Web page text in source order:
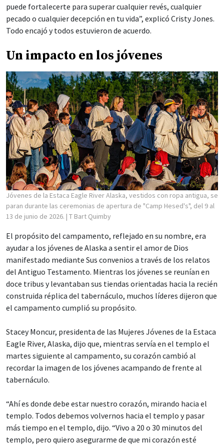
puede fortalecerte para superar cualquier revés, cualquier
pecado o cualquier decepción en tu vida”, explicó Cristy Jones.
Todo encajó y todos estuvieron de acuerdo.
Un impacto en los jóvenes
Jóvenes de la Estaca Eagle River Alaska, vestidos con ropa antigua, se
paran durante las ceremonias de apertura de "Camp Hesed's", del 9 al
13 de junio de 2026. | T Bart Quimby
El propósito del campamento, reflejado en su nombre, era
ayudar a los jóvenes de Alaska a sentir el amor de Dios
manifestado mediante Sus convenios a través de los relatos
del Antiguo Testamento. Mientras los jóvenes se reunían en
doce tribus y levantaban sus tiendas orientadas hacia la recién
construida réplica del tabernáculo, muchos líderes dijeron que
el campamento cumplió su propósito.
Stacey Moncur, presidenta de las Mujeres Jóvenes de la Estaca
Eagle River, Alaska, dijo que, mientras servía en el templo el
martes siguiente al campamento, su corazón cambió al
recordar la imagen de los jóvenes acampando de frente al
tabernáculo.
“Ahí es donde debe estar nuestro corazón, mirando hacia el
templo. Todos debemos volvernos hacia el templo y pasar
más tiempo en el templo, dijo. “Vivo a 20 o 30 minutos del
templo, pero quiero asegurarme de que mi corazón esté